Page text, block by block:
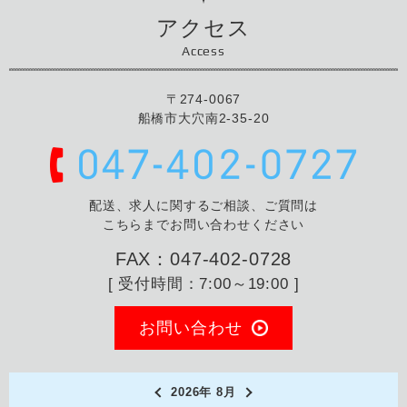
アクセス
Access
〒274-0067
船橋市大穴南2-35-20
配送、求人に関するご相談、ご質問は
こちらまでお問い合わせください
FAX：047-402-0728
[ 受付時間：7:00～19:00 ]
お問い合わせ
2026年 8月